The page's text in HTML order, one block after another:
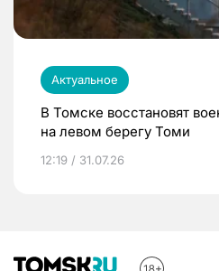
Актуальное
В Томске восстановят
на левом берегу Томи
12:19 / 31.07.26